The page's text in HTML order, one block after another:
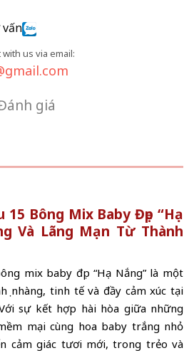
us via email:
giá
15 Bông Mix Baby Đẹp “Hạ
Và Lãng Mạn Từ Thành
mix baby đẹp “Hạ Nắng” là một
nhàng, tinh tế và đầy cảm xúc tại
sự kết hợp hài hòa giữa những
mại cùng hoa baby trắng nhỏ
cảm giác tươi mới, trong trẻo và